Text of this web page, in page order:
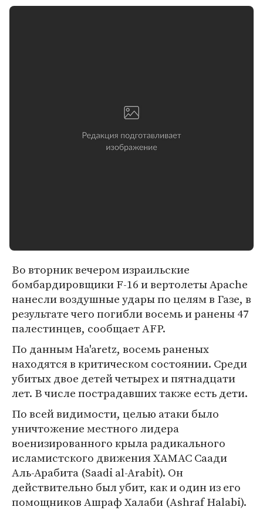
Во вторник вечером израильские
бомбардировщики F-16 и вертолеты Apache
нанесли воздушные удары по целям в Газе, в
результате чего погибли восемь и ранены 47
палестинцев, сообщает AFP.
По данным Ha'aretz, восемь раненых
находятся в критическом состоянии. Среди
убитых двое детей четырех и пятнадцати
лет. В числе пострадавших также есть дети.
По всей видимости, целью атаки было
уничтожение местного лидера
военизированного крыла радикального
исламистского движения ХАМАС Саади
Аль-Арабита (Saadi al-Arabit). Он
действительно был убит, как и один из его
помощников Ашраф Халаби (Ashraf Halabi).